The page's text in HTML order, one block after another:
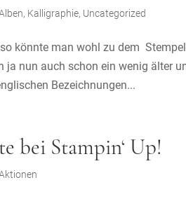
, Kalligraphie, Uncategorized
könnte man wohl zu dem
ja nun auch schon ein wenig älter
Bezeichnungen...
bei Stampin‘ Up!